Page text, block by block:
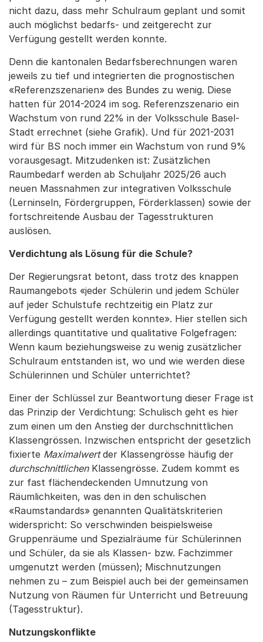
nicht dazu, dass mehr Schulraum geplant und somit
auch möglichst bedarfs- und zeitgerecht zur
Verfügung gestellt werden konnte.
Denn die kantonalen Bedarfsberechnungen waren
jeweils zu tief und integrierten die prognostischen
«Referenzszenarien» des Bundes zu wenig. Diese
hatten für 2014-2024 im sog. Referenzszenario ein
Wachstum von rund 22% in der Volksschule Basel-
Stadt errechnet (siehe Grafik). Und für 2021-2031
wird für BS noch immer ein Wachstum von rund 9%
vorausgesagt. Mitzudenken ist: Zusätzlichen
Raumbedarf werden ab Schuljahr 2025/26 auch
neuen Massnahmen zur integrativen Volksschule
(Lerninseln, Fördergruppen, Förderklassen) sowie der
fortschreitende Ausbau der Tagesstrukturen
auslösen.
Verdichtung als Lösung für die Schule?
Der Regierungsrat betont, dass trotz des knappen
Raumangebots «jeder Schülerin und jedem Schüler
auf jeder Schulstufe rechtzeitig ein Platz zur
Verfügung gestellt werden konnte». Hier stellen sich
allerdings quantitative und qualitative Folgefragen:
Wenn kaum beziehungsweise zu wenig zusätzlicher
Schulraum entstanden ist, wo und wie werden diese
Schülerinnen und Schüler unterrichtet?
Einer der Schlüssel zur Beantwortung dieser Frage ist
das Prinzip der Verdichtung: Schulisch geht es hier
zum einen um den Anstieg der durchschnittlichen
Klassengrössen. Inzwischen entspricht der gesetzlich
fixierte Maximalwertder Klassengrösse häufig der
durchschnittlichenKlassengrösse. Zudem kommt es
zur fast flächendeckenden Umnutzung von
Räumlichkeiten, was den in den schulischen
«Raumstandards» genannten Qualitätskriterien
widerspricht: So verschwinden beispielsweise
Gruppenräume und Spezialräume für Schülerinnen
und Schüler, da sie als Klassen- bzw. Fachzimmer
umgenutzt werden (müssen); Mischnutzungen
nehmen zu – zum Beispiel auch bei der gemeinsamen
Nutzung von Räumen für Unterricht und Betreuung
(Tagesstruktur).
Nutzungskonflikte